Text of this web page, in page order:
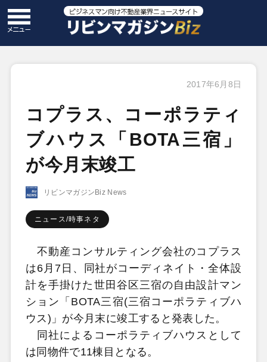
2017年6月8日
コプラス、コーポラティ
ブハウス「BOTA三宿」
が今月末竣工
リビンマガジンBiz News
ニュース/時事ネタ
不動産コンサルティング会社のコプラス
は6月7日、同社がコーディネイト・全体設
計を手掛けた世田谷区三宿の自由設計マン
ション「BOTA三宿(三宿コーポラティブハ
ウス)」が今月末に竣工すると発表した。
同社によるコーポラティブハウスとして
は同物件で11棟目となる。